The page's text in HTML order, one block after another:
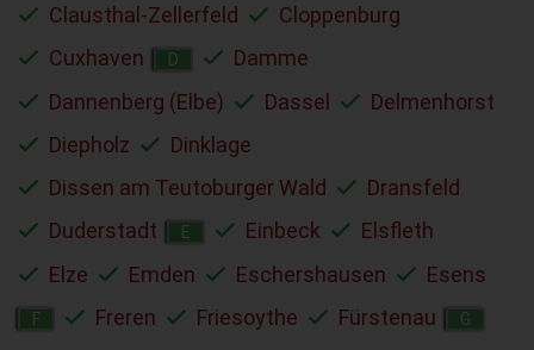
Clausthal-Zellerfeld
Cloppenburg
Cuxhaven
D
Damme
Dannenberg (Elbe)
Dassel
Delmenhorst
Diepholz
Dinklage
Dissen am Teutoburger Wald
Dransfeld
Duderstadt
E Einbeck
Elsfleth
Elze
Emden Eschershausen Esens
F Freren Friesoythe Fürstenau G